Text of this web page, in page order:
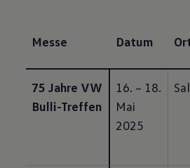
Messe Datum
75 Jahre VW
Bulli-Treffen
16. – 18.
Mai
2025